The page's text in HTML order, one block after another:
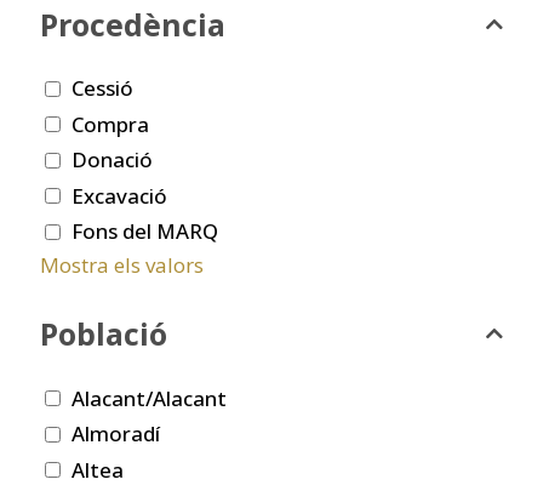
Procedència
Cessió
Compra
Donació
Excavació
Fons del MARQ
Mostra els valors
Població
Alacant/Alacant
Almoradí
Altea